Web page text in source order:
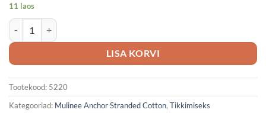
11 laos
Anchor 00362 kogus
LISA KORVI
Tootekood: 5220
Kategooriad: Mulinee Anchor Stranded Cotton, Tikkimiseks